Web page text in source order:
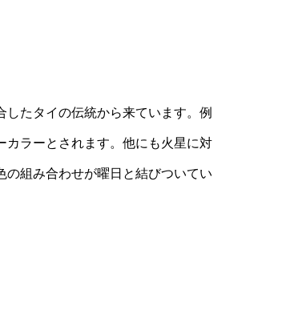
たタイの伝統から来ています。例
カラーとされます。他にも火星に対
組み合わせが曜日と結びついてい